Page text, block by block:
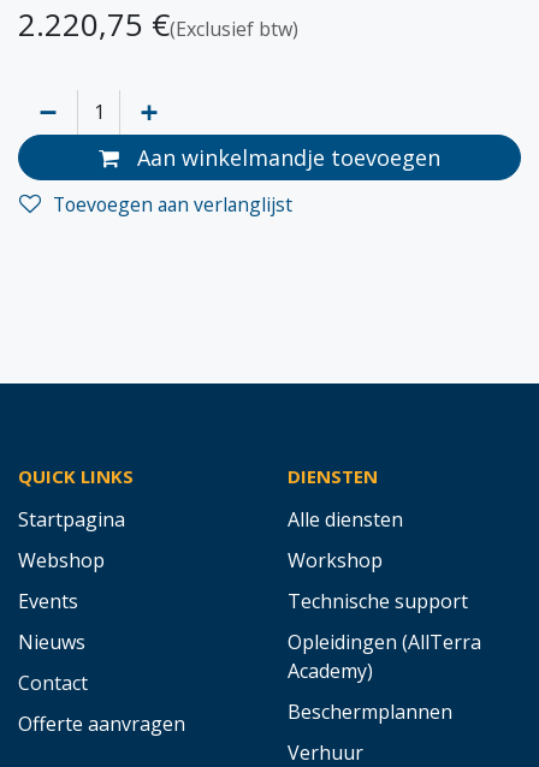
2.220,75 €(Exclusief btw)
Aan winkelmandje toevoegen
Toevoegen aan verlanglijst
QUICK LINKS
Startpagina
Webshop
Events
Nieuws
Contact
Offerte aanvragen
DIENSTEN
Alle diensten
Workshop
Technische support
Opleidingen (AllTerra
Academy)
Beschermplannen
Verhuur